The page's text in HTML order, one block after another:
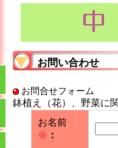
お問い合わせ
お問合せフォーム
鉢植え（花）、野菜に
お名前
※ ：